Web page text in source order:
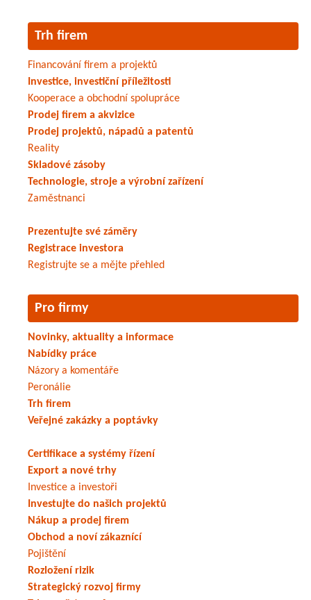
Trh firem
Financování firem a projektů
Investice, investiční příležitosti
Kooperace a obchodní spolupráce
Prodej firem a akvizice
Prodej projektů, nápadů a patentů
Reality
Skladové zásoby
Technologie, stroje a výrobní zařízení
Zaměstnanci
Prezentujte své záměry
Registrace investora
Registrujte se a mějte přehled
Pro firmy
Novinky, aktuality a informace
Nabídky práce
Názory a komentáře
Peronálie
Trh firem
Veřejné zakázky a poptávky
Certifikace a systémy řízení
Export a nové trhy
Investice a investoři
Investujte do našich projektů
Nákup a prodej firem
Obchod a noví zákaznící
Pojištění
Rozložení rizik
Strategický rozvoj firmy